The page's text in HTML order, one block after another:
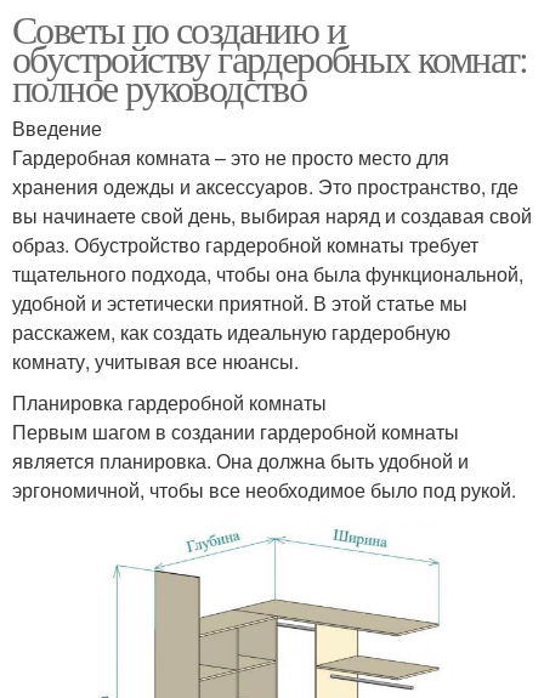
Советы по созданию и
обустройству гардеробных комнат:
полное руководство
Введение
Гардеробная комната – это не просто место для
хранения одежды и аксессуаров. Это пространство, где
вы начинаете свой день, выбирая наряд и создавая свой
образ. Обустройство гардеробной комнаты требует
тщательного подхода, чтобы она была функциональной,
удобной и эстетически приятной. В этой статье мы
расскажем, как создать идеальную гардеробную
комнату, учитывая все нюансы.
Планировка гардеробной комнаты
Первым шагом в создании гардеробной комнаты
является планировка. Она должна быть удобной и
эргономичной, чтобы все необходимое было под рукой.